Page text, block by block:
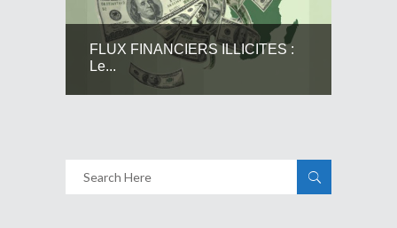
FLUX FINANCIERS ILLICITES :
Le...